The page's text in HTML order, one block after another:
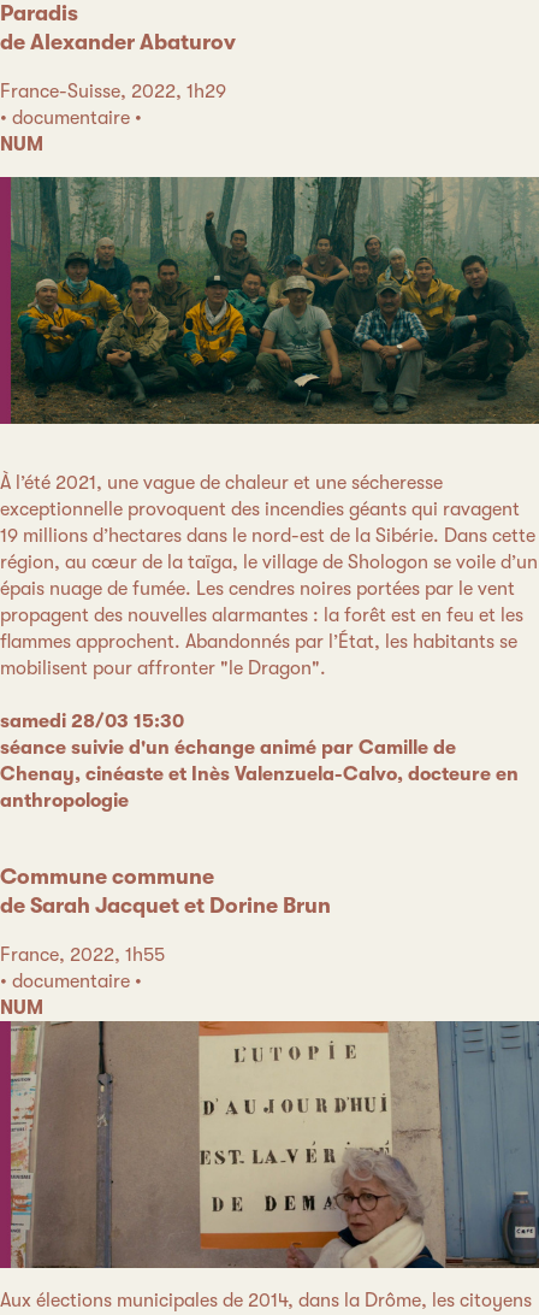
Paradis
de Alexander Abaturov
France-Suisse, 2022, 1h29
• documentaire •
NUM
À l’été 2021, une vague de chaleur et une sécheresse
exceptionnelle provoquent des incendies géants qui ravagent
19 millions d’hectares dans le nord-est de la Sibérie. Dans cette
région, au cœur de la taïga, le village de Shologon se voile d’un
épais nuage de fumée. Les cendres noires portées par le vent
propagent des nouvelles alarmantes : la forêt est en feu et les
flammes approchent. Abandonnés par l’État, les habitants se
mobilisent pour affronter "le Dragon".
samedi 28/03 15:30
séance suivie d'un échange animé par Camille de
Chenay, cinéaste et Inès Valenzuela-Calvo, docteure en
anthropologie
Commune commune
de Sarah Jacquet et Dorine Brun
France, 2022, 1h55
• documentaire •
NUM
Aux élections municipales de 2014, dans la Drôme, les citoyens